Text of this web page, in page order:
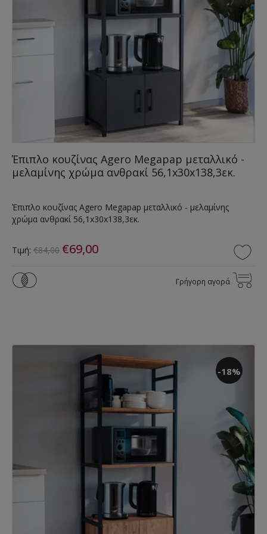
Έπιπλο κουζίνας Agero Megapap μεταλλικό -
μελαμίνης χρώμα ανθρακί 56,1x30x138,3εκ.
Έπιπλο κουζίνας Agero Megapap μεταλλικό - μελαμίνης
χρώμα ανθρακί 56,1x30x138,3εκ.
Τιμή: €84,00 €69,00
Γρήγορη αγορά
-18%